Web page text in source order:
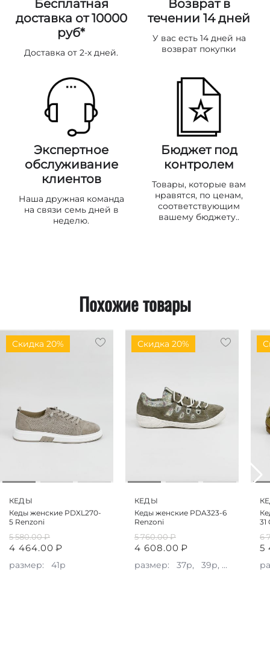
Бесплатная
доставка от 10000
руб*
Доставка от 2-х дней.
Возврат в
течении 14 дней
У вас есть 14 дней на
возврат покупки
Экспертное
обслуживание
клиентов
Наша дружная команда
на связи семь дней в
неделю.
Бюджет под
контролем
Товары, которые вам
нравятся, по ценам,
соответствующим
вашему бюджету..
Похожие товары
Скидка 20%
КЕДЫ
Кеды женские PDXL270-
5 Renzoni
5 580.00₽
4 464.00 ₽
размер: 41р
Скидка 20%
КЕДЫ
Кеды женские PDA323-6
Renzoni
5 760.00₽
4 608.00 ₽
размер: 37р, 39р, 40р, 41р
31
6
5